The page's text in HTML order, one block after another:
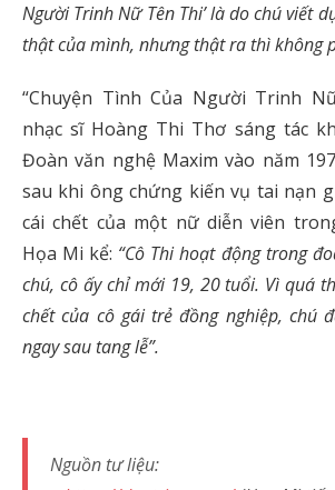
Người Trinh Nữ Tên Thi’ là do chú viết
thật của mình, nhưng thật ra thì không
“Chuyện Tình Của Người Trinh
nhạc sĩ Hoàng Thi Thơ sáng tác
Đoàn văn nghệ Maxim vào năm
sau khi ông chứng kiến vụ tai nạn
cái chết của một nữ diễn viên
Họa Mi kể: “Cô Thi hoạt động trong
chú, cô ấy chỉ mới 19, 20 tuổi. Vì quá
chết của cô gái trẻ đồng nghiệp, chú
ngay sau tang lễ”.
Nguồn tư liệu: